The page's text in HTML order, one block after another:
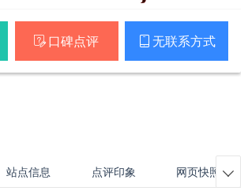
 口碑点评  无联系方式
站点信息 点评印象 网页快照 